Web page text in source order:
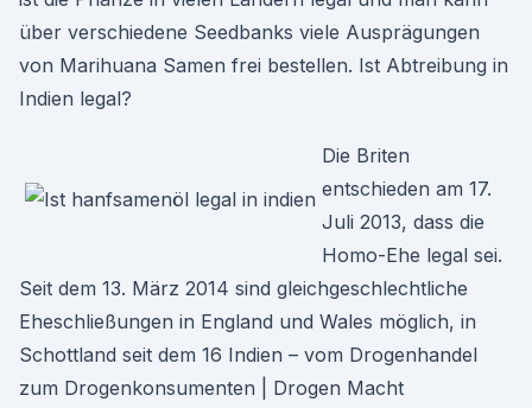
über verschiedene Seedbanks viele Ausprägungen
von Marihuana Samen frei bestellen. Ist Abtreibung in
Indien legal?
Die Briten
entschieden am 17.
Juli 2013, dass die
Homo-Ehe legal sei.
Seit dem 13. März 2014 sind gleichgeschlechtliche
Eheschließungen in England und Wales möglich, in
Schottland seit dem 16 Indien – vom Drogenhandel
zum Drogenkonsumenten | Drogen Macht